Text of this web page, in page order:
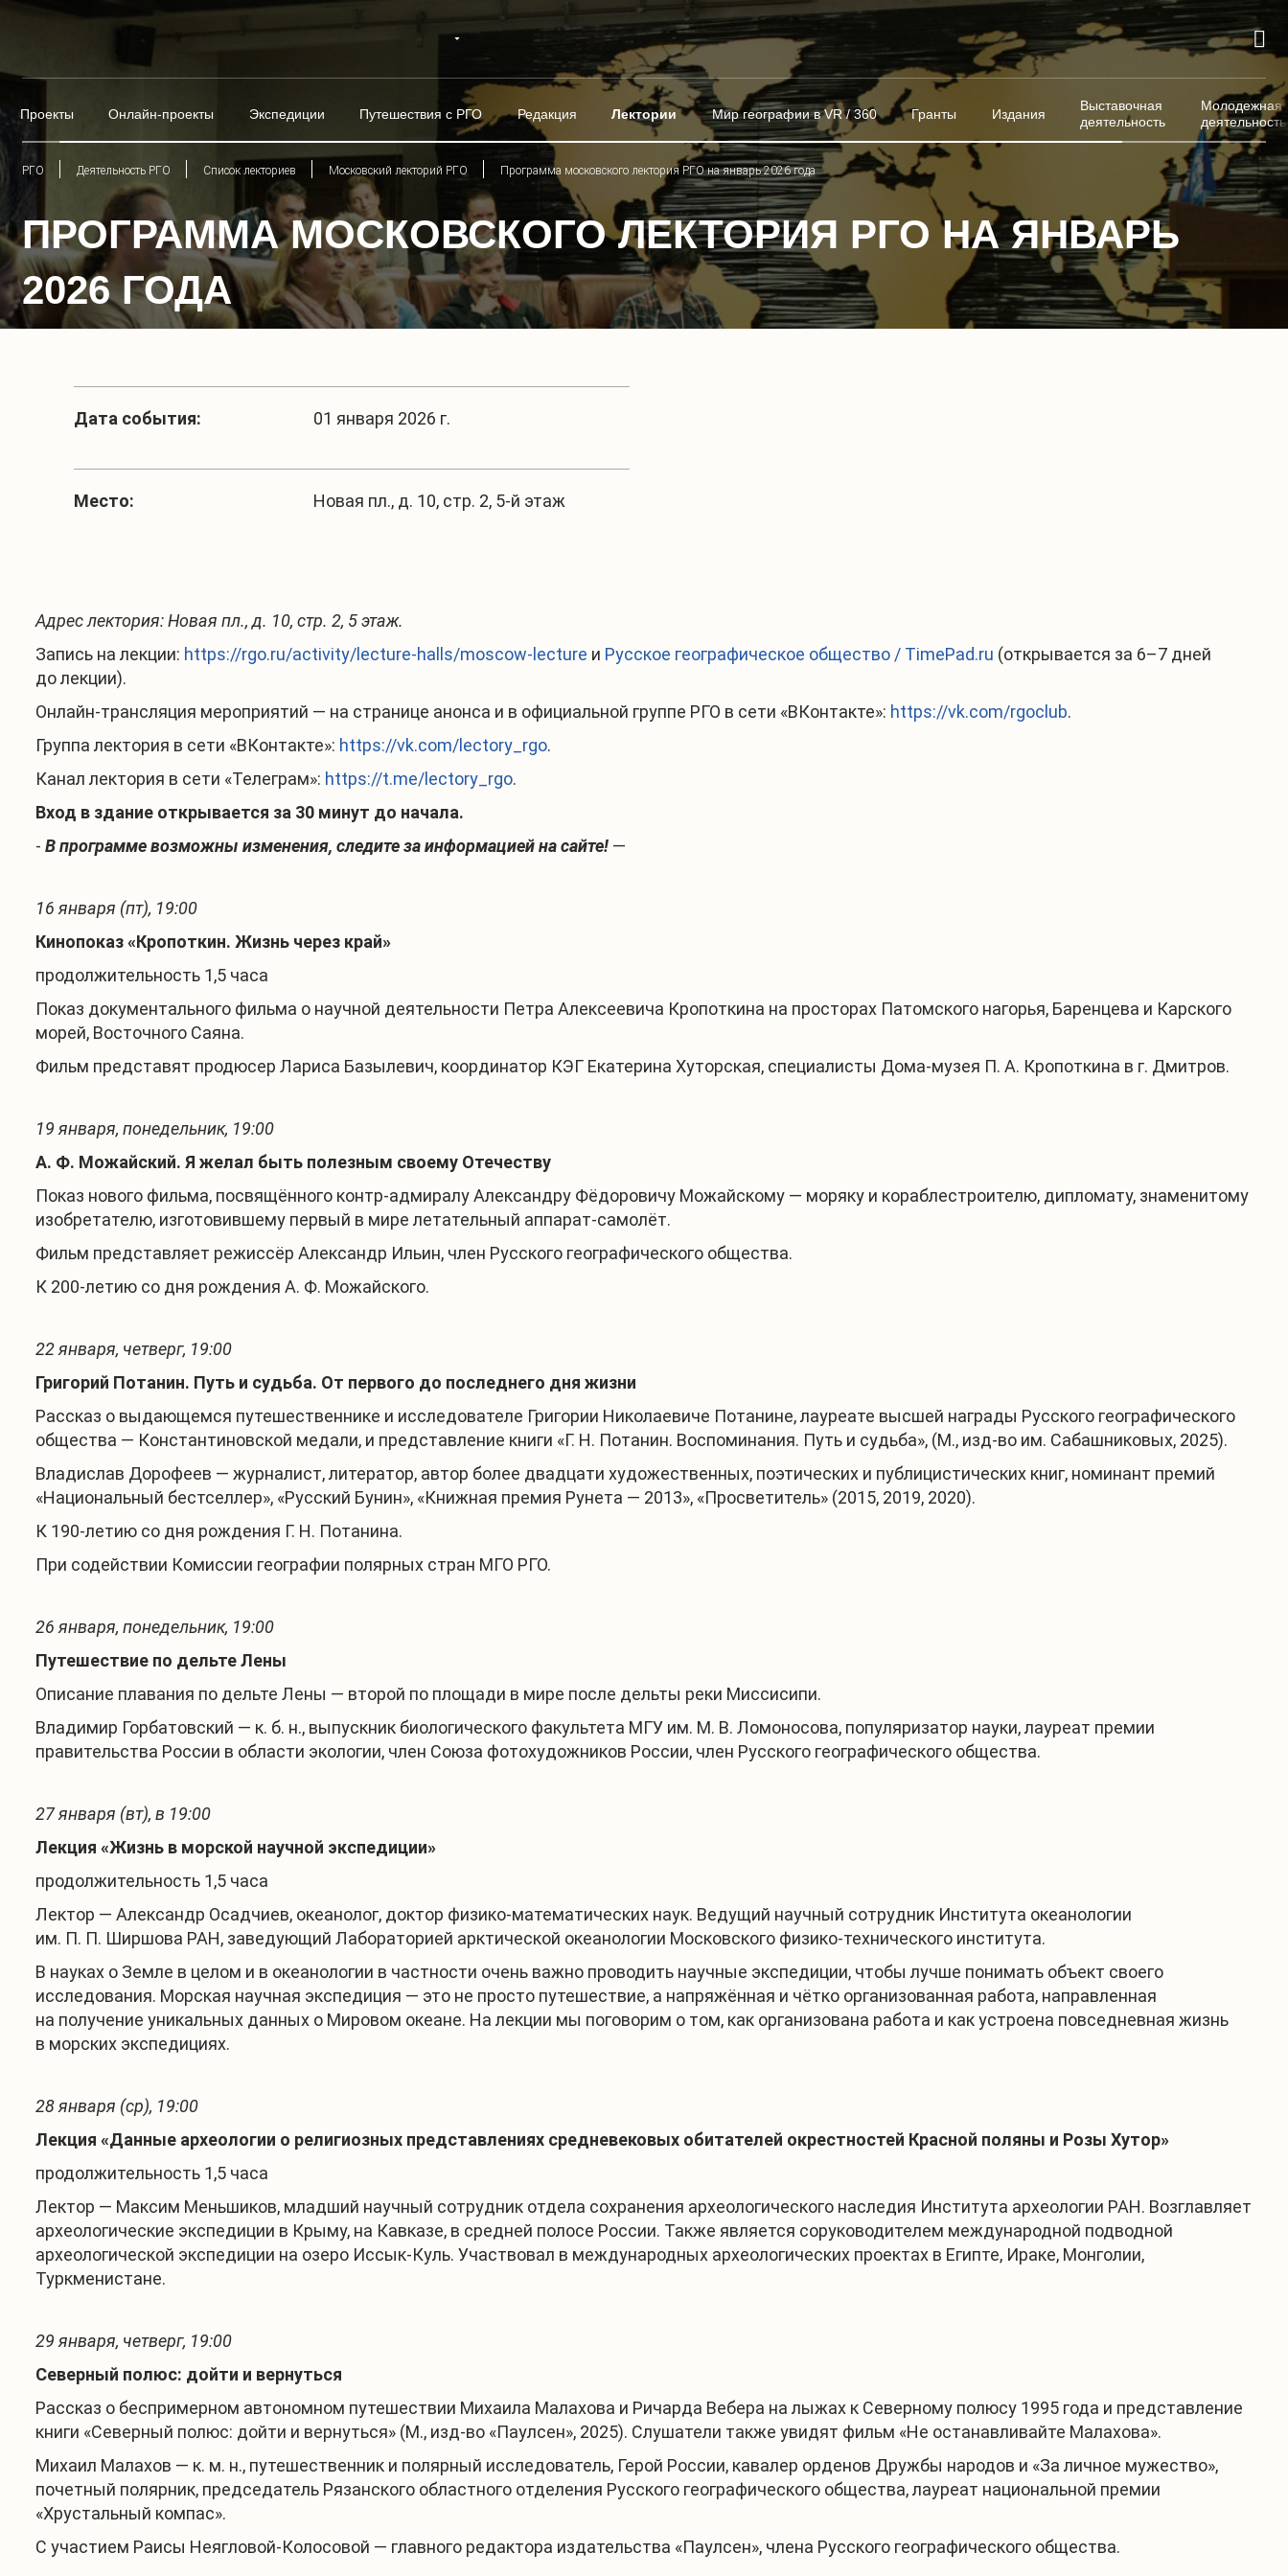
Проекты Онлайн-проекты Экспедиции Путешествия с РГО Редакция Лектории Мир географии в VR / 360 Гранты Издания
Выставочная
деятельность
Молодежная
деятельность
РГО Деятельность РГО Список лекториев Московский лекторий РГО Программа московского лектория РГО на январь 2026 года
ПРОГРАММА МОСКОВСКОГО ЛЕКТОРИЯ РГО НА ЯНВАРЬ
2026 ГОДА
Дата события: 01 января 2026 г.
Место: Новая пл., д. 10, стр. 2, 5-й этаж
Адрес лектория: Новая пл., д. 10, стр. 2, 5 этаж.
Запись на лекции: https://rgo.ru/activity/lecture-halls/moscow-lecture и Русское географическое общество / TimePad.ru (открывается за 6–7 дней
до лекции).
Онлайн-трансляция мероприятий — на странице анонса и в официальной группе РГО в сети «ВКонтакте»: https://vk.com/rgoclub.
Группа лектория в сети «ВКонтакте»: https://vk.com/lectory_rgo.
Канал лектория в сети «Телеграм»: https://t.me/lectory_rgo.
Вход в здание открывается за 30 минут до начала.
- В программе возможны изменения, следите за информацией на сайте! —
16 января (пт), 19:00
Кинопоказ «Кропоткин. Жизнь через край»
продолжительность 1,5 часа
Показ документального фильма о научной деятельности Петра Алексеевича Кропоткина на просторах Патомского нагорья, Баренцева и Карского
морей, Восточного Саяна.
Фильм представят продюсер Лариса Базылевич, координатор КЭГ Екатерина Хуторская, специалисты Дома-музея П. А. Кропоткина в г. Дмитров.
19 января, понедельник, 19:00
А. Ф. Можайский. Я желал быть полезным своему Отечеству
Показ нового фильма, посвящённого контр-адмиралу Александру Фёдоровичу Можайскому — моряку и кораблестроителю, дипломату, знаменитому
изобретателю, изготовившему первый в мире летательный аппарат-самолёт.
Фильм представляет режиссёр Александр Ильин, член Русского географического общества.
К 200-летию со дня рождения А. Ф. Можайского.
22 января, четверг, 19:00
Григорий Потанин. Путь и судьба. От первого до последнего дня жизни
Рассказ о выдающемся путешественнике и исследователе Григории Николаевиче Потанине, лауреате высшей награды Русского географического
общества — Константиновской медали, и представление книги «Г. Н. Потанин. Воспоминания. Путь и судьба», (М., изд-во им. Сабашниковых, 2025).
Владислав Дорофеев — журналист, литератор, автор более двадцати художественных, поэтических и публицистических книг, номинант премий
«Национальный бестселлер», «Русский Бунин», «Книжная премия Рунета — 2013», «Просветитель» (2015, 2019, 2020).
К 190-летию со дня рождения Г. Н. Потанина.
При содействии Комиссии географии полярных стран МГО РГО.
26 января, понедельник, 19:00
Путешествие по дельте Лены
Описание плавания по дельте Лены — второй по площади в мире после дельты реки Миссисипи.
Владимир Горбатовский — к. б. н., выпускник биологического факультета МГУ им. М. В. Ломоносова, популяризатор науки, лауреат премии
правительства России в области экологии, член Союза фотохудожников России, член Русского географического общества.
27 января (вт), в 19:00
Лекция «Жизнь в морской научной экспедиции»
продолжительность 1,5 часа
Лектор — Александр Осадчиев, океанолог, доктор физико-математических наук. Ведущий научный сотрудник Института океанологии
им. П. П. Ширшова РАН, заведующий Лабораторией арктической океанологии Московского физико-технического института.
В науках о Земле в целом и в океанологии в частности очень важно проводить научные экспедиции, чтобы лучше понимать объект своего
исследования. Морская научная экспедиция — это не просто путешествие, а напряжённая и чётко организованная работа, направленная
на получение уникальных данных о Мировом океане. На лекции мы поговорим о том, как организована работа и как устроена повседневная жизнь
в морских экспедициях.
28января (ср), 19:00
Лекция «Данные археологии о религиозных представлениях средневековых обитателей окрестностей Красной поляны и Розы Хутор»
продолжительность 1,5 часа
Лектор — Максим Меньшиков, младший научный сотрудник отдела сохранения археологического наследия Института археологии РАН. Возглавляет
археологические экспедиции в Крыму, на Кавказе, в средней полосе России. Также является соруководителем международной подводной
археологической экспедиции на озеро Иссык-Куль. Участвовал в международных археологических проектах в Египте, Ираке, Монголии,
Туркменистане.
29 января, четверг, 19:00
Северный полюс: дойти и вернуться
Рассказ о беспримерном автономном путешествии Михаила Малахова и Ричарда Вебера на лыжах к Северному полюсу 1995 года и представление
книги «Северный полюс: дойти и вернуться» (М., изд-во «Паулсен», 2025). Слушатели также увидят фильм «Не останавливайте Малахова».
Михаил Малахов — к. м. н., путешественник и полярный исследователь, Герой России, кавалер орденов Дружбы народов и «За личное мужество»,
почетный полярник, председатель Рязанского областного отделения Русского географического общества, лауреат национальной премии
«Хрустальный компас».
С участием Раисы Неягловой-Колосовой — главного редактора издательства «Паулсен», члена Русского географического общества.